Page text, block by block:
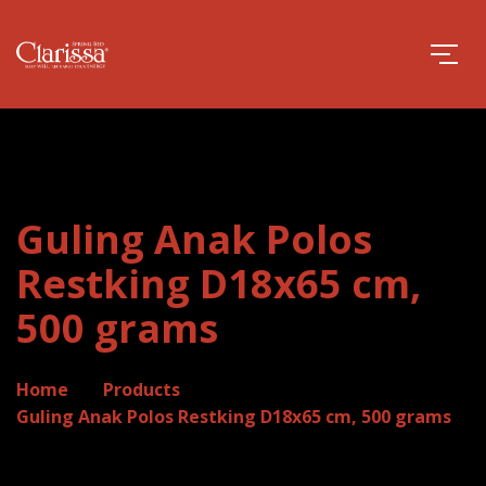
Guling Anak Polos
Restking D18x65 cm,
500 grams
Home
Products
Guling Anak Polos Restking D18x65 cm, 500 grams